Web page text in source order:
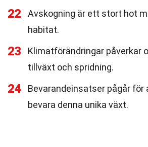
22
Avskogning är ett stort hot
habitat.
23
Klimatförändringar påverkar
tillväxt och spridning.
24
Bevarandeinsatser pågår för
bevara denna unika växt.